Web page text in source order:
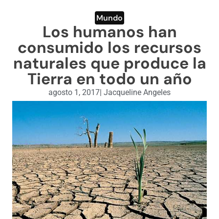
ENGLISH SECTION
VIDEOS
Mundo
Los humanos han
consumido los recursos
naturales que produce la
Tierra en todo un año
agosto 1, 2017| Jacqueline Angeles